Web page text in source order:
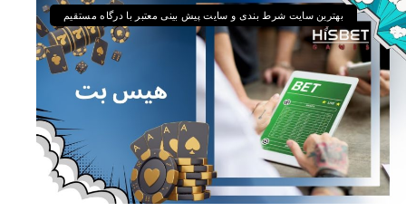
بهترین سایت شرط بندی و سایت پیش بینی معتبر با درگاه مستقیم